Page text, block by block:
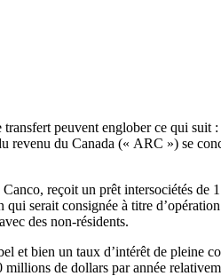
peuvent englober ce qui suit
du Canada (« ARC ») se
reçoit un prêt intersociétés
serait consignée à titre
des non-résidents.
et bien un taux d’intérêt de pleine
de dollars par année